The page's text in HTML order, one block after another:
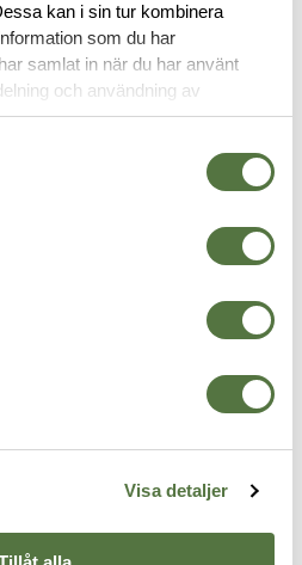
kan i sin tur kombinera
som du har
samlat in när du har använt
och användning av
för personalisering av
Visa detaljer
AXON SL - SureFire 7" - FDE